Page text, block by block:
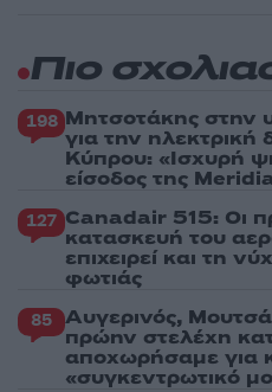
Πιο
198 Μητσοτάκης στην
για την
Κύπρου: «Ισχυρή
είσοδος της
127 Canadair 515: Οι
κατασκευή του
επιχειρεί και τη
φωτιάς
85 Αυγερινός,
πρώην στελέχη
αποχωρήσαμε για
«συγκεντρωτικό